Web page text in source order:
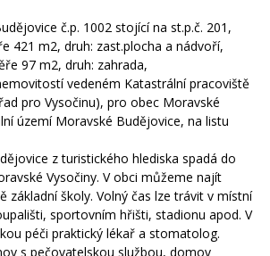
č.p. 1002 stojící na st.p.č. 201,
421 m2, druh: zast.plocha a nádvoří,
97 m2, druh: zahrada,
vedeném Katastrální pracoviště
pro Vysočinu), pro obec Moravské
území Moravské Budějovice, na listu
z turistického hlediska spadá do
Vysočiny. V obci můžeme najít
základní školy. Volný čas lze trávit v místní
sportovním hřišti, stadionu apod. V
péči praktický lékař a stomatolog.
s pečovatelskou službou, domov